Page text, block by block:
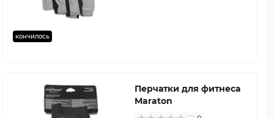
кончилось
Перчатки для фитнеса
Maraton